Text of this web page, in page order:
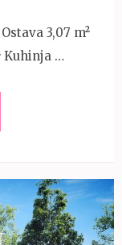
3,07 m²
Kuhinja …